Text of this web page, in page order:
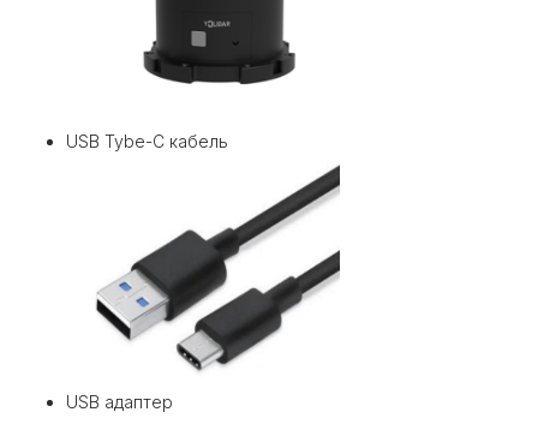
USB Tybe-C кабель
USB адаптер